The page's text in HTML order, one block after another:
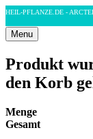
HEIL-PFLANZE.DE -
Menu
Produkt
den Korb
Menge
Gesamt